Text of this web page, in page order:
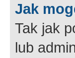
Jak
Tak jak
lub